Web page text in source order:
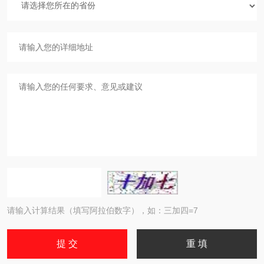
请输入计算结果（填写阿拉伯数字），如：三加四=7